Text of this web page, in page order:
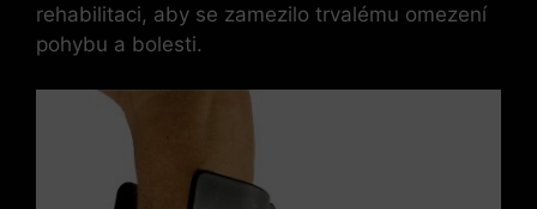
rehabilitaci, aby se zamezilo trvalému omezení
pohybu a bolesti.